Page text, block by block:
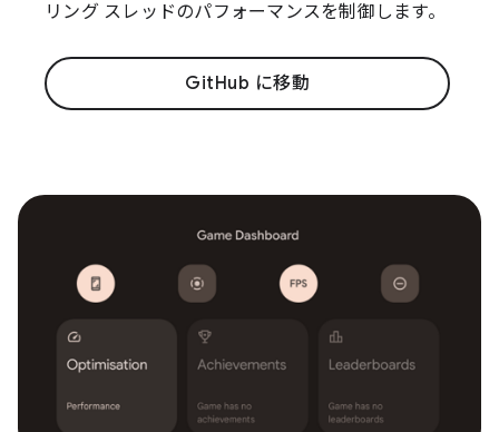
リング スレッドのパフォーマンスを制御します。
GitHub に移動